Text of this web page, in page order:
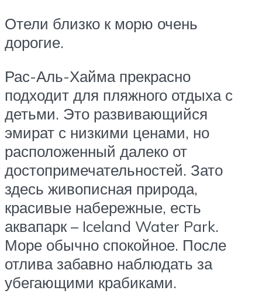
Отели близко к морю очень
дорогие.
Рас-Аль-Хайма прекрасно
подходит для пляжного отдыха с
детьми. Это развивающийся
эмират с низкими ценами, но
расположенный далеко от
достопримечательностей. Зато
здесь живописная природа,
красивые набережные, есть
аквапарк – Iceland Water Park.
Море обычно спокойное. После
отлива забавно наблюдать за
убегающими крабиками.